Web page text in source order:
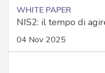
WHITE PAPER
NIS2: il tempo di
04 Nov 2025